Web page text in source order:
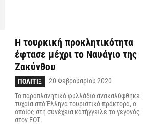
Η τουρκική προκλητικότητα
έφτασε μέχρι το Ναυάγιο της
Ζακύνθου
ΠΟΛΙΤΙΞ
20 Φεβρουαρίου 2020
Το παραπλανητικό φυλλάδιο ανακαλύφθηκε
τυχαία από Έλληνα τουριστικό πράκτορα, ο
οποίος στη συνέχεια κατήγγειλε το γεγονός
στον ΕΟΤ.